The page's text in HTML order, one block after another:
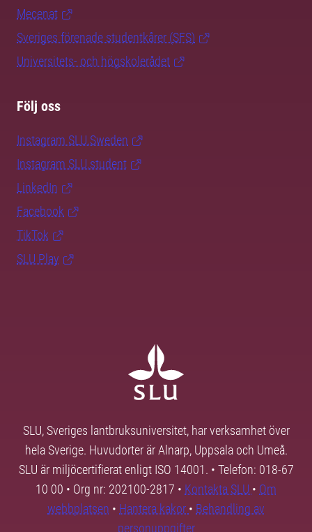
Mecenat
Sveriges förenade studentkårer (SFS)
Universitets- och högskolerådet
Följ oss
Instagram SLU.Sweden
Instagram SLU.student
LinkedIn
Facebook
TikTok
SLU Play
SLU, Sveriges lantbruksuniversitet, har verksamhet över
hela Sverige. Huvudorter är Alnarp, Uppsala och Umeå.
SLU är miljöcertifierat enligt ISO 14001. • Telefon: 018-67
10 00 • Org nr: 202100-2817 • Kontakta SLU • Om
webbplatsen • Hantera kakor • Behandling av
personuppgifter